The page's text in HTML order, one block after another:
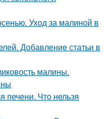
Уход за малиной в
Добавление статьи в
малины.
печени. Что нельзя